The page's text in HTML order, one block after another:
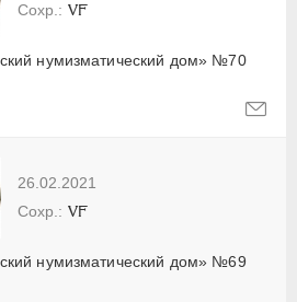
нумизматический дом» №70
VF
26.02.2021
нумизматический дом» №69
VF